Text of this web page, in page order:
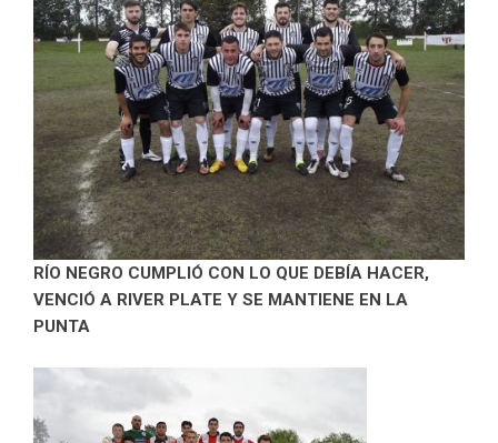
RÍO NEGRO CUMPLIÓ CON LO QUE DEBÍA HACER,
VENCIÓ A RIVER PLATE Y SE MANTIENE EN LA
PUNTA